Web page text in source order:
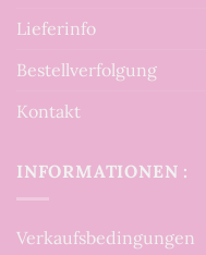
Lieferinfo
Bestellverfolgung
Kontakt
INFORMATIONEN :
Verkaufsbedingungen